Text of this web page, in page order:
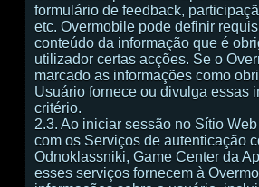
formulário de feedback,
etc. Overmobile pode definir
conteúdo da informação que é
utilizador certas acções. Se o
marcado as informações como
Usuário fornece ou divulga essas
critério.
2.3. Ao iniciar sessão no Sítio
com os Serviços de autenticação
Odnoklassniki, Game Center da
esses serviços fornecem à